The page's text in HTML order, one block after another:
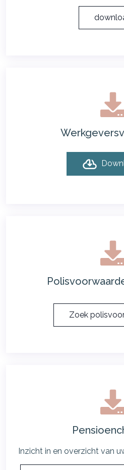
Zoek
Inzicht in en overzicht van